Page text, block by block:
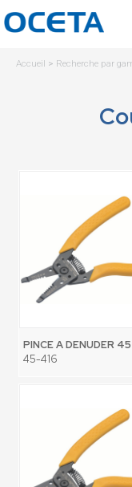
Accueil > Recherche par
PINCE A DENUDER
45-416